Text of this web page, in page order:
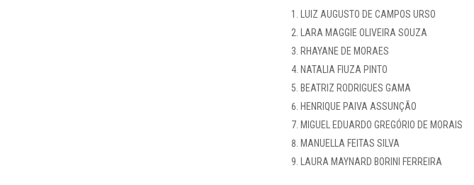
LUIZ AUGUSTO DE CAMPOS URSO
LARA MAGGIE OLIVEIRA SOUZA
RHAYANE DE MORAES
NATALIA FIUZA PINTO
BEATRIZ RODRIGUES GAMA
HENRIQUE PAIVA ASSUNÇÃO
MIGUEL EDUARDO GREGÓRIO DE MORAIS
MANUELLA FEITAS SILVA
LAURA MAYNARD BORINI FERREIRA